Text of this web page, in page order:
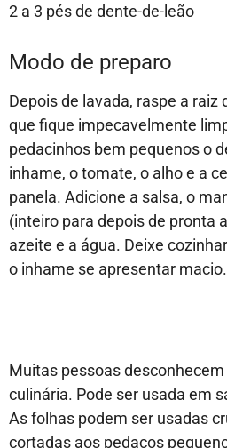
2 a 3 pés de dente-de-leão
Modo de preparo
Depois de lavada, raspe a raiz
que fique impecavelmente
pedacinhos bem pequenos o
inhame, o tomate, o alho e a
panela. Adicione a salsa, o
(inteiro para depois de pronta
azeite e a água. Deixe
o inhame se apresentar macio.
Muitas pessoas
culinária. Pode ser usada em
As folhas podem ser usadas
cortadas aos pedaços